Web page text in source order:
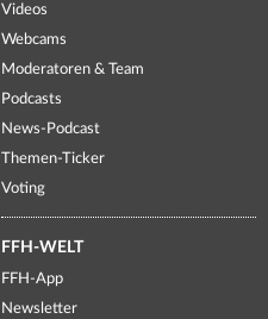
Videos
Webcams
Moderatoren & Team
Podcasts
News-Podcast
Themen-Ticker
Voting
FFH-WELT
FFH-App
Newsletter